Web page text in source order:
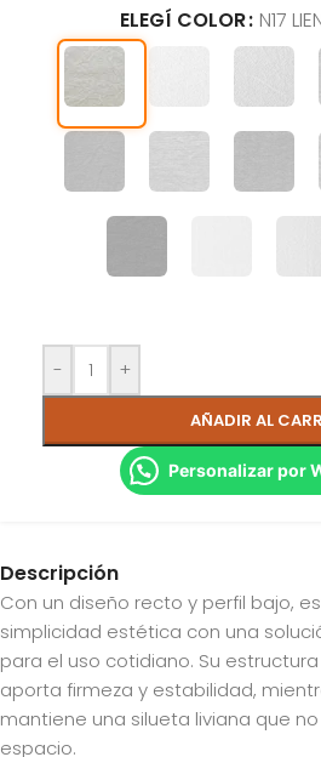
ELEGÍ COLOR N17
- +
AÑADIR AL
Personalizar por
Descripción
Con un diseño recto y perfil bajo,
simplicidad estética con una
para el uso cotidiano. Su
aporta firmeza y estabilidad,
mantiene una silueta liviana que
espacio.